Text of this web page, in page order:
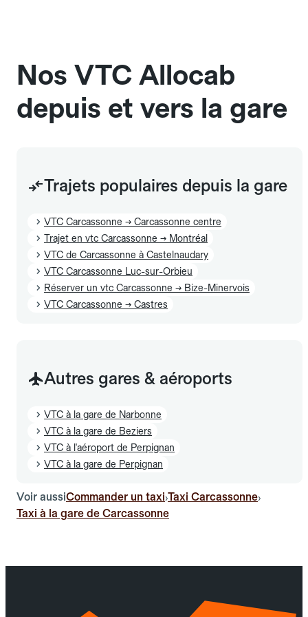
Nos VTC Allocab
depuis et vers la gare
Trajets populaires depuis la gare
VTC Carcassonne → Carcassonne centre
Trajet en vtc Carcassonne → Montréal
VTC de Carcassonne à Castelnaudary
VTC Carcassonne Luc-sur-Orbieu
Réserver un vtc Carcassonne → Bize-Minervois
VTC Carcassonne → Castres
Autres gares & aéroports
VTC à la gare de Narbonne
VTC à la gare de Beziers
VTC à l'aéroport de Perpignan
VTC à la gare de Perpignan
Voir aussiCommander un taxi›Taxi Carcassonne›
Taxi à la gare de Carcassonne